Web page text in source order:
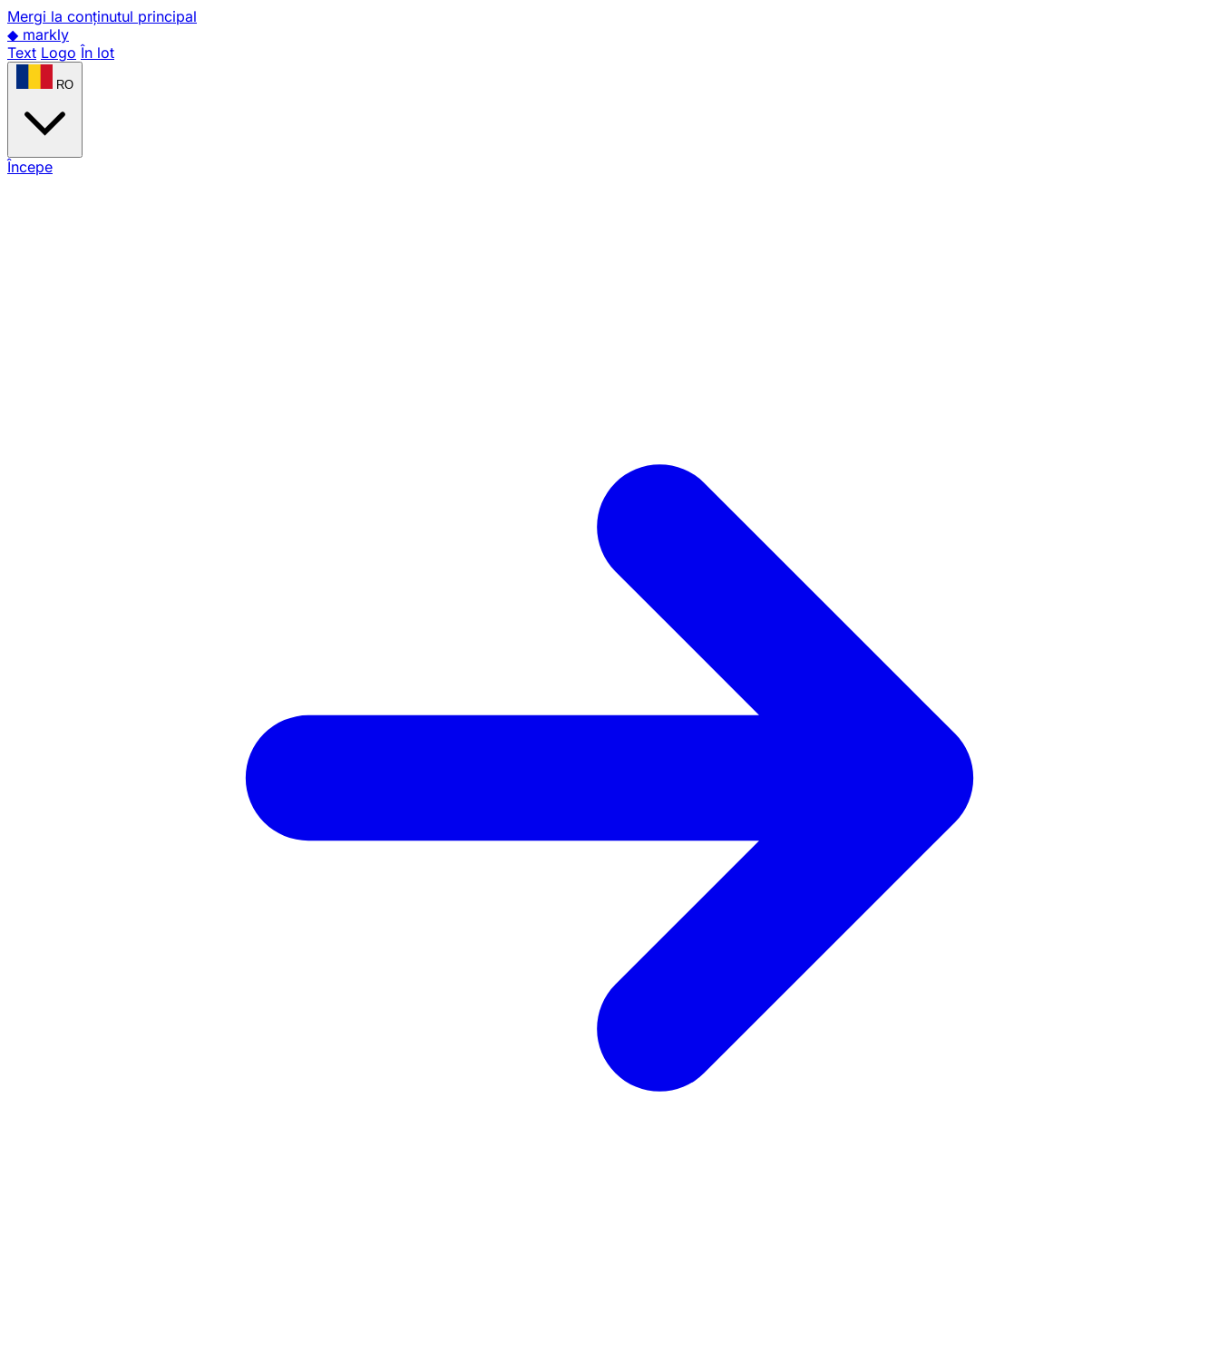
Mergi la conținutul principal
◆ markly
Text Logo În lot
RO
Începe